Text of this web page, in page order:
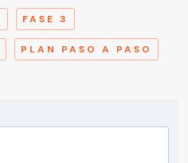
FASE 3
PLAN PASO A PASO